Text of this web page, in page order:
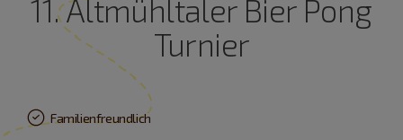
11. Altmühltaler Bier Pong
Turnier
Familienfreundlich